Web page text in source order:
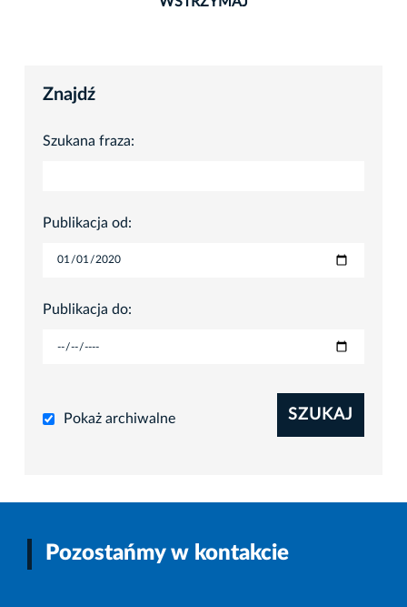
Znajdź
Szukana fraza:
Publikacja od:
Publikacja do:
Pokaż archiwalne SZUKAJ
Pozostańmy w kontakcie